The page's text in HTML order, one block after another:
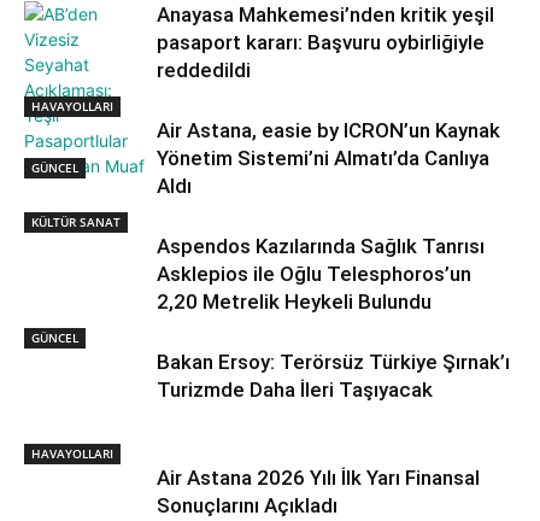
GÜNCEL
Anayasa Mahkemesi’nden kritik yeşil
pasaport kararı: Başvuru oybirliğiyle
reddedildi
HAVAYOLLARI
Air Astana, easie by ICRON’un Kaynak
Yönetim Sistemi’ni Almatı’da Canlıya
Aldı
KÜLTÜR SANAT
Aspendos Kazılarında Sağlık Tanrısı
Asklepios ile Oğlu Telesphoros’un
2,20 Metrelik Heykeli Bulundu
GÜNCEL
Bakan Ersoy: Terörsüz Türkiye Şırnak’ı
Turizmde Daha İleri Taşıyacak
HAVAYOLLARI
Air Astana 2026 Yılı İlk Yarı Finansal
Sonuçlarını Açıkladı